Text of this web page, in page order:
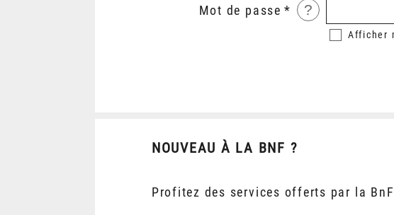
Mot de passe ?
Afficher
NOUVEAU À LA BNF ?
Profitez des services offerts par la